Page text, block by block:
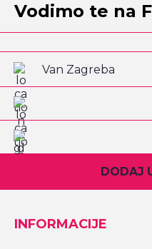
Vodimo te na
Van Zagreba
DODAJ
INFORMACIJE